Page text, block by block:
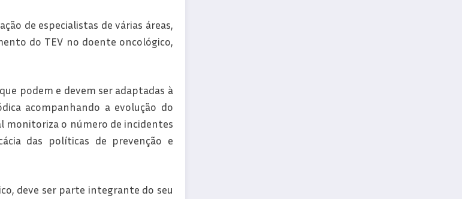
de especialistas de várias áreas,
do TEV no doente oncológico,
podem e devem ser adaptadas à
acompanhando a evolução do
monitoriza o número de incidentes
das políticas de prevenção e
deve ser parte integrante do seu